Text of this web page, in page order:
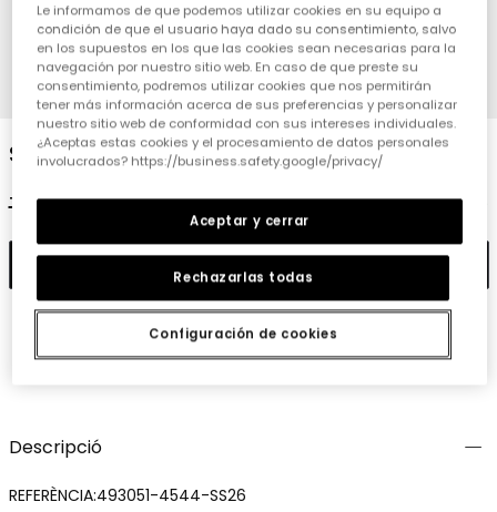
1 2 3 4
Shorts cotó blau cel celest
15,95 € 7,95 € 6,35 €
Afegir
Descripció
REFERÈNCIA:493051-4544-SS26
Le informamos de que podemos utilizar cookies en su equipo a
condición de que el usuario haya dado su consentimiento, salvo
en los supuestos en los que las cookies sean necesarias para la
navegación por nuestro sitio web. En caso de que preste su
consentimiento, podremos utilizar cookies que nos permitirán
tener más información acerca de sus preferencias y personalizar
nuestro sitio web de conformidad con sus intereses individuales.
¿Aceptas estas cookies y el procesamiento de datos personales
involucrados? https://business.safety.google/privacy/
Configuración de cookies
Rechazarlas todas
Aceptar y cerrar